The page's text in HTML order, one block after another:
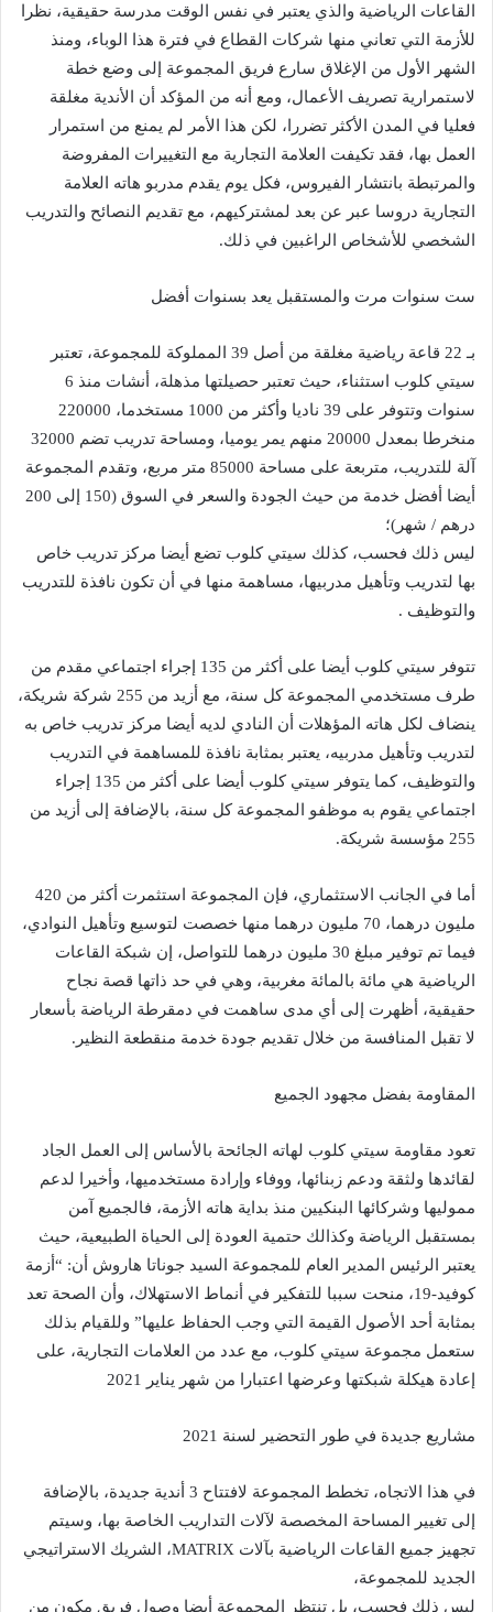
القاعات الرياضية والذي يعتبر في نفس الوقت مدرسة حقيقية، نظرا
للأزمة التي تعاني منها شركات القطاع في فترة هذا الوباء، ومنذ
الشهر الأول من الإغلاق سارع فريق المجموعة إلى وضع خطة
لاستمرارية تصريف الأعمال، ومع أنه من المؤكد أن الأندية مغلقة
فعليا في المدن الأكثر تضررا، لكن هذا الأمر لم يمنع من استمرار
العمل بها، فقد تكيفت العلامة التجارية مع التغييرات المفروضة
والمرتبطة بانتشار الفيروس، فكل يوم يقدم مدربو هاته العلامة
التجارية دروسا عبر عن بعد لمشتركيهم، مع تقديم النصائح والتدريب
الشخصي للأشخاص الراغبين في ذلك.
ست سنوات مرت والمستقبل يعد بسنوات أفضل
بـ 22 قاعة رياضية مغلقة من أصل 39 المملوكة للمجموعة، تعتبر
سيتي كلوب استثناء، حيث تعتبر حصيلتها مذهلة، أنشات منذ 6
سنوات وتتوفر على 39 ناديا وأكثر من 1000 مستخدما، 220000
منخرطا بمعدل 20000 منهم يمر يوميا، ومساحة تدريب تضم 32000
آلة للتدريب، متربعة على مساحة 85000 متر مربع، وتقدم المجموعة
أيضا أفضل خدمة من حيث الجودة والسعر في السوق (150 إلى 200
درهم / شهر)؛
ليس ذلك فحسب، كذلك سيتي كلوب تضع أيضا مركز تدريب خاص
بها لتدريب وتأهيل مدربيها، مساهمة منها في أن تكون نافذة للتدريب
والتوظيف .
تتوفر سيتي كلوب أيضا على أكثر من 135 إجراء اجتماعي مقدم من
طرف مستخدمي المجموعة كل سنة، مع أزيد من 255 شركة شريكة،
ينضاف لكل هاته المؤهلات أن النادي لديه أيضا مركز تدريب خاص به
لتدريب وتأهيل مدربيه، يعتبر بمثابة نافذة للمساهمة في التدريب
والتوظيف، كما يتوفر سيتي كلوب أيضا على أكثر من 135 إجراء
اجتماعي يقوم به موظفو المجموعة كل سنة، بالإضافة إلى أزيد من
255 مؤسسة شريكة.
أما في الجانب الاستثماري، فإن المجموعة استثمرت أكثر من 420
مليون درهما، 70 مليون درهما منها خصصت لتوسيع وتأهيل النوادي،
فيما تم توفير مبلغ 30 مليون درهما للتواصل، إن شبكة القاعات
الرياضية هي مائة بالمائة مغربية، وهي في حد ذاتها قصة نجاح
حقيقية، أظهرت إلى أي مدى ساهمت في دمقرطة الرياضة بأسعار
لا تقبل المنافسة من خلال تقديم جودة خدمة منقطعة النظير.
المقاومة بفضل مجهود الجميع
تعود مقاومة سيتي كلوب لهاته الجائحة بالأساس إلى العمل الجاد
لقائدها ولثقة ودعم زبنائها، ووفاء وإرادة مستخدميها، وأخيرا لدعم
مموليها وشركائها البنكيين منذ بداية هاته الأزمة، فالجميع آمن
بمستقبل الرياضة وكذالك حتمية العودة إلى الحياة الطبيعية، حيث
يعتبر الرئيس المدير العام للمجموعة السيد جوناتا هاروش أن: “أزمة
كوفيد-19، منحت سببا للتفكير في أنماط الاستهلاك، وأن الصحة تعد
بمثابة أحد الأصول القيمة التي وجب الحفاظ عليها” وللقيام بذلك
ستعمل مجموعة سيتي كلوب، مع عدد من العلامات التجارية، على
إعادة هيكلة شبكتها وعرضها اعتبارا من شهر يناير 2021
مشاريع جديدة في طور التحضير لسنة 2021
في هذا الاتجاه، تخطط المجموعة لافتتاح 3 أندية جديدة، بالإضافة
إلى تغيير المساحة المخصصة لآلات التداريب الخاصة بها، وسيتم
تجهيز جميع القاعات الرياضية بآلات MATRIX، الشريك الاستراتيجي
الجديد للمجموعة،
ليس ذلك فحسب، بل تنتظر المجموعة أيضا وصول فريق مكون من